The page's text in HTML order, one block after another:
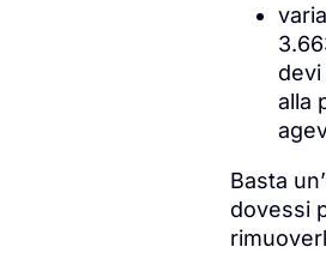
devi
alla
Basta
dovessi